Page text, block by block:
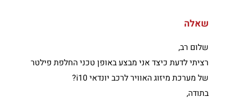
שאלה
שלום רב,
רציתי לדעת כיצד אני מבצע באופן טכני החלפת פילטר
של מערכת מיזוג האוויר לרכב יונדאי i10?
בתודה,